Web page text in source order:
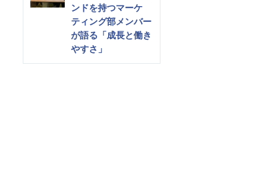
ンドを持つマーケ
ティング部メンバー
が語る「成長と働き
やすさ」